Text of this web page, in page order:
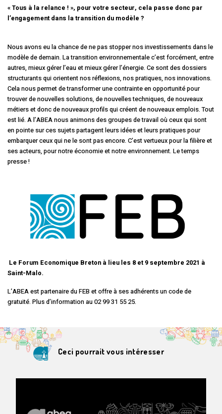
« Tous à la relance ! », pour votre secteur, cela passe donc par
l’engagement dans la transition du modèle ?
Nous avons eu la chance de ne pas stopper nos investissements dans le
modèle de demain. La transition environnementale c’est forcément, entre
autres, mieux gérer l’eau et mieux gérer l’énergie. Ce sont des dossiers
structurants qui orientent nos réflexions, nos pratiques, nos innovations.
Cela nous permet de transformer une contrainte en opportunité pour
trouver de nouvelles solutions, de nouvelles techniques, de nouveaux
métiers et donc de nouveaux profils qui créent de nouveaux emplois. Tout
est lié. A l’ABEA nous animons des groupes de travail où ceux qui sont
en pointe sur ces sujets partagent leurs idées et leurs pratiques pour
embarquer ceux qui ne le sont pas encore. C’est vertueux pour la filière et
ses acteurs, pour notre économie et notre environnement. Le temps
presse !
Le Forum Economique Breton à lieu les 8 et 9 septembre 2021 à
Saint-Malo.
L’ABEA est partenaire du FEB et offre à ses adhérents un code de
gratuité. Plus d’information au 02 99 31 55 25.
Ceci pourrait vous intéresser